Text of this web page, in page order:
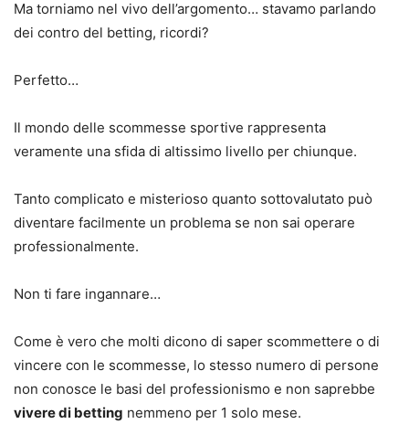
Ma torniamo nel vivo dell’argomento… stavamo parlando
dei contro del betting, ricordi?
Perfetto…
Il mondo delle scommesse sportive rappresenta
veramente una sfida di altissimo livello per chiunque.
Tanto complicato e misterioso quanto sottovalutato può
diventare facilmente un problema se non sai operare
professionalmente.
Non ti fare ingannare…
Come è vero che molti dicono di saper scommettere o di
vincere con le scommesse, lo stesso numero di persone
non conosce le basi del professionismo e non saprebbe
vivere di betting nemmeno per 1 solo mese.